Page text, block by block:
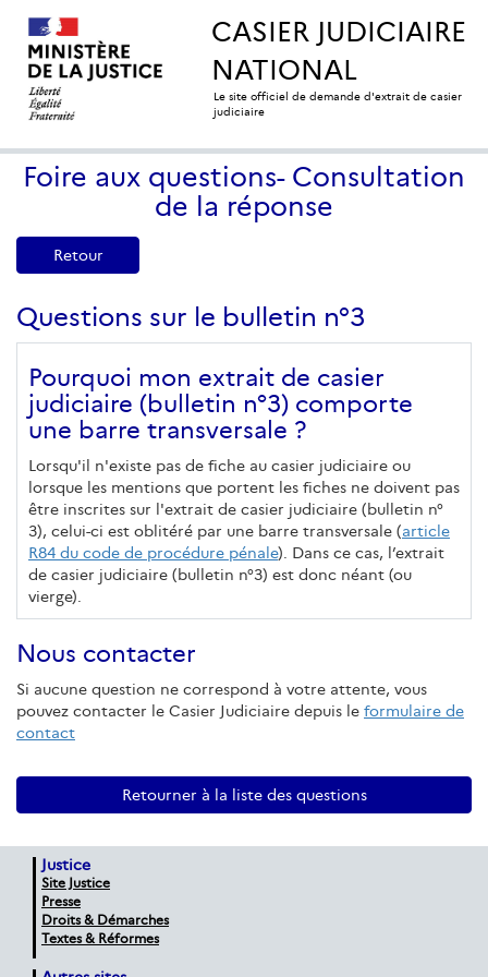
CASIER JUDICIAIRE
NATIONAL
Le site officiel de demande d'extrait de casier
judiciaire
Foire aux questions- Consultation
de la réponse
Retour
Questions sur le bulletin n°3
Pourquoi mon extrait de casier
judiciaire (bulletin n°3) comporte
une barre transversale ?
Lorsqu'il n'existe pas de fiche au casier judiciaire ou
lorsque les mentions que portent les fiches ne doivent pas
être inscrites sur l'extrait de casier judiciaire (bulletin n°
3), celui-ci est oblitéré par une barre transversale (article
R84 du code de procédure pénale). Dans ce cas, l’extrait
de casier judiciaire (bulletin n°3) est donc néant (ou
vierge).
Nous contacter
Si aucune question ne correspond à votre attente, vous
pouvez contacter le Casier Judiciaire depuis le formulaire de
contact
Retourner à la liste des questions
Justice
Site Justice
Presse
Droits & Démarches
Textes & Réformes